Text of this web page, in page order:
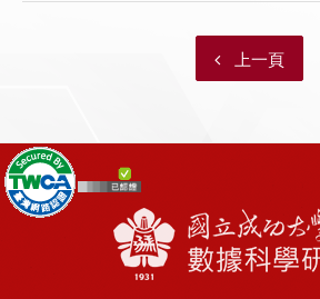
上一頁